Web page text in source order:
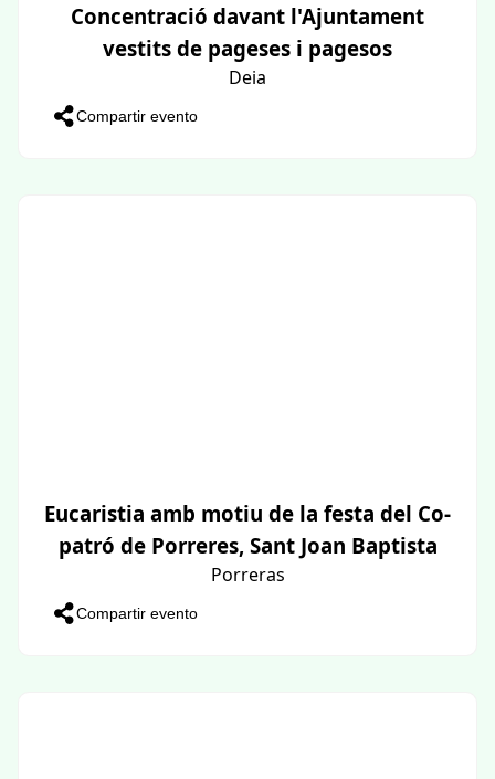
Concentració davant l'Ajuntament
vestits de pageses i pagesos
Deia
Compartir evento
Eucaristia amb motiu de la festa del Co-
patró de Porreres, Sant Joan Baptista
Porreras
Compartir evento